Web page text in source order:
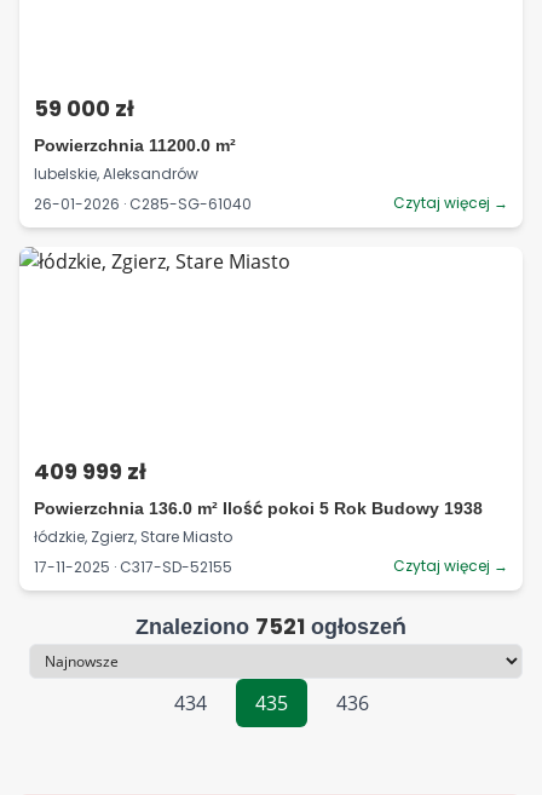
59 000 zł
Powierzchnia 11200.0 m²
lubelskie, Aleksandrów
26-01-2026 · C285-SG-61040
Czytaj więcej →
409 999 zł
Powierzchnia 136.0 m² Ilość pokoi 5 Rok Budowy 1938
łódzkie, Zgierz, Stare Miasto
17-11-2025 · C317-SD-52155
Czytaj więcej →
Znaleziono 7521 ogłoszeń
Sortowanie
434
435 436